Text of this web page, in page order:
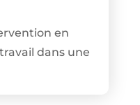
en
dans une